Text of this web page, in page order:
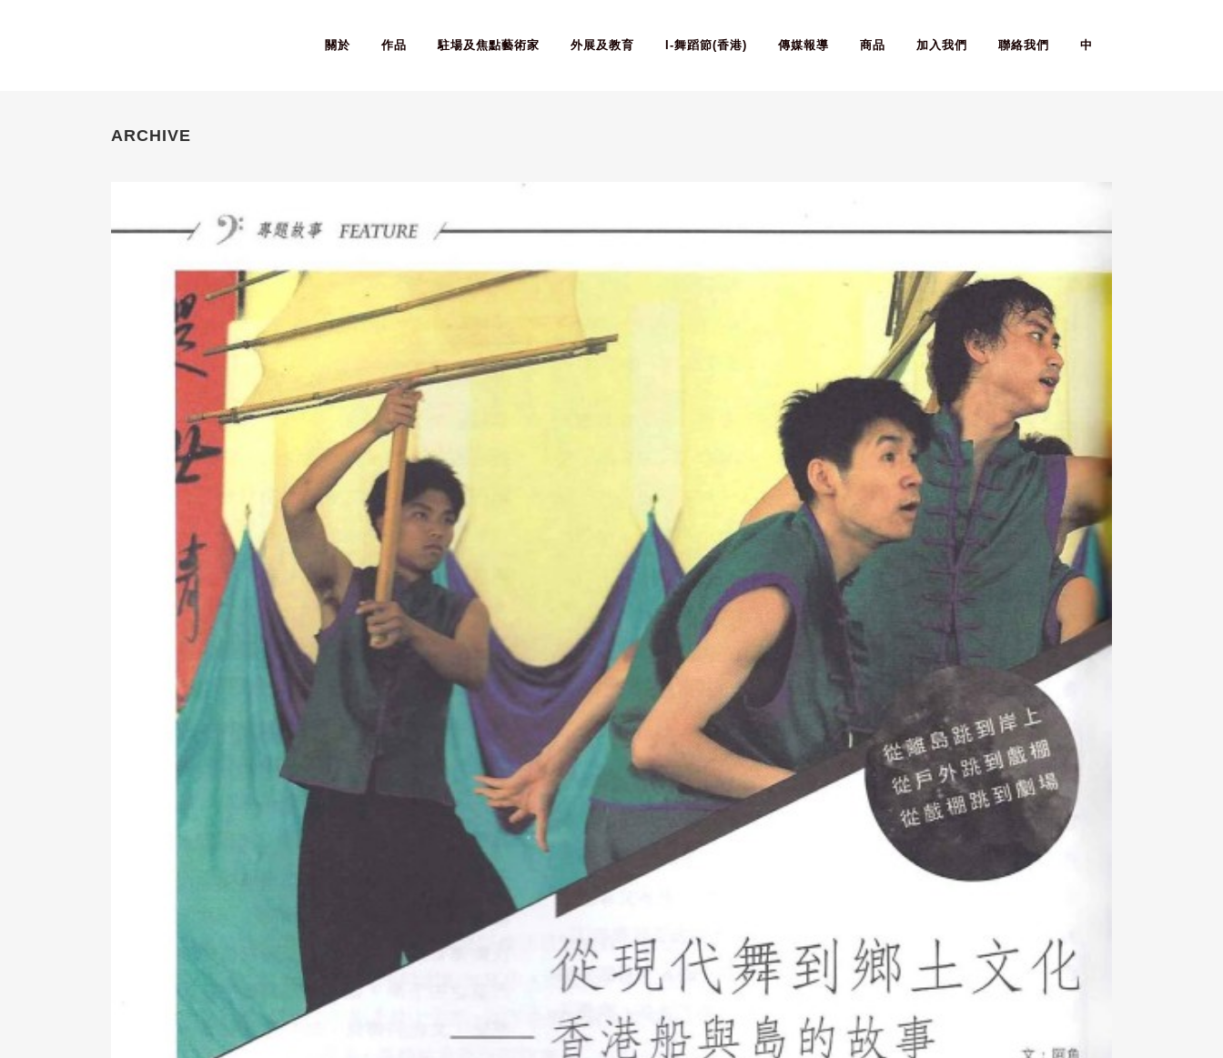
關於 作品 駐場及焦點藝術家 外展及教育 I-舞蹈節(香港) 傳媒報導 商品 加入我們 聯絡我們 中
ARCHIVE